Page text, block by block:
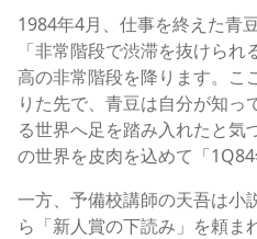
1984年4月、仕事を終えた青
「非常階段で渋滞を抜けら
高の非常階段を降ります。こ
りた先で、青豆は自分が知っ
る世界へ足を踏み入れたと気
の世界を皮肉を込めて「1Q84
一方、予備校講師の天吾は小
ら「新人賞の下読み」を頼ま